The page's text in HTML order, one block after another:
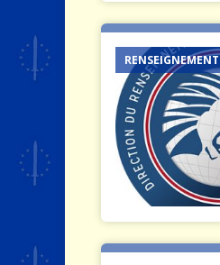
RENSEIGNEMENT